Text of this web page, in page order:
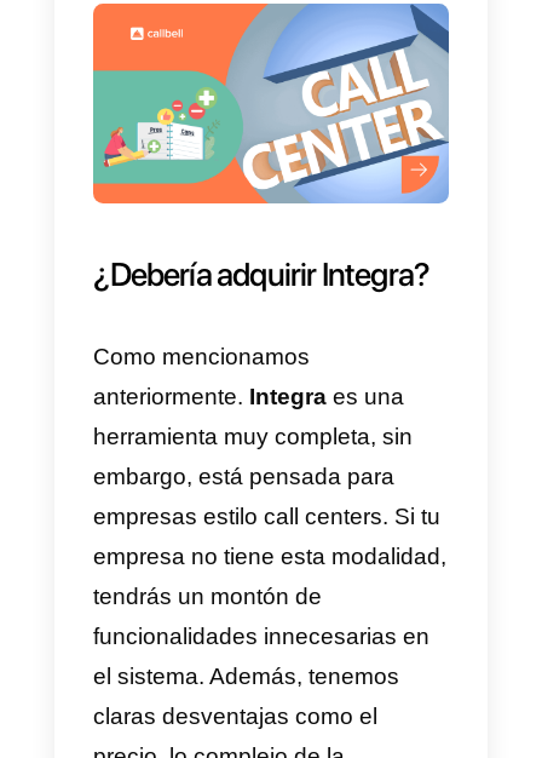
Integra
Las ventajas y desventajas de
Integrason muchas. Aquí te
vamos a compartir toda la
información necesaria para que
puedas tomar una decisión
acorde con tus requerimientos de